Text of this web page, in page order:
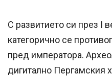
С развитието си през I
категорично се
пред императора.
дигитално Пергамския